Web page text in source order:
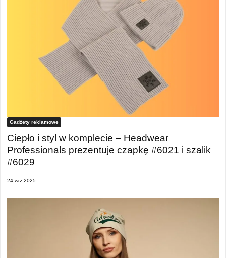
Gadżety reklamowe
Ciepło i styl w komplecie – Headwear
Professionals prezentuje czapkę #6021 i szalik
#6029
24 wrz 2025